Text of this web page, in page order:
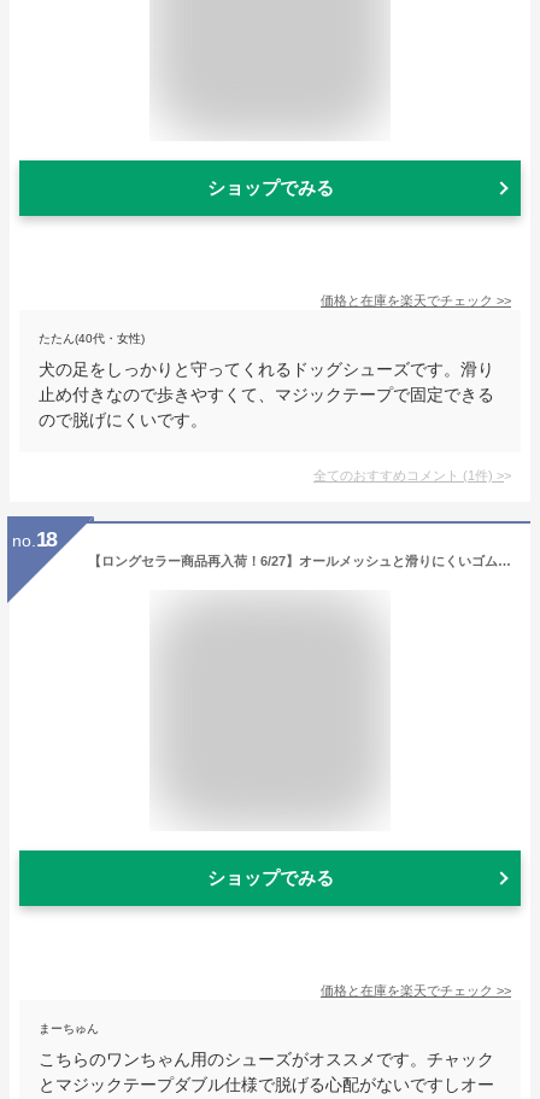
ショップでみる
価格と在庫を楽天でチェック >>
たたん(40代・女性)
犬の足をしっかりと守ってくれるドッグシューズです。滑り
止め付きなので歩きやすくて、マジックテープで固定できる
ので脱げにくいです。
全てのおすすめコメント (1件) >
no. 18
【ロングセラー商品再入荷！6/27】オールメッシュと滑りにくいゴム底の軽快シューズ★チャックとマジックテープのダブル仕様♪ブルーレッドブラウンSMLXL汚れケガ防止足裏保護やけど予防小型犬用靴4個セットアウトレット価格
ショップでみる
価格と在庫を楽天でチェック >>
まーちゅん
こちらのワンちゃん用のシューズがオススメです。チャック
とマジックテープダブル仕様で脱げる心配がないですしオー